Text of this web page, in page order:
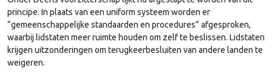
principe. In plaats van een uniform systeem worden er
“gemeenschappelijke standaarden en procedures” afgesproken,
waarbij lidstaten meer ruimte houden om zelf te beslissen. Lidstaten
krijgen uitzonderingen om terugkeerbesluiten van andere landen te
weigeren.